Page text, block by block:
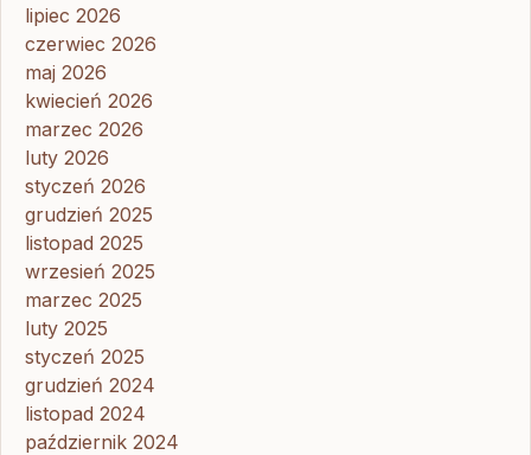
lipiec 2026
czerwiec 2026
maj 2026
kwiecień 2026
marzec 2026
luty 2026
styczeń 2026
grudzień 2025
listopad 2025
wrzesień 2025
marzec 2025
luty 2025
styczeń 2025
grudzień 2024
listopad 2024
październik 2024